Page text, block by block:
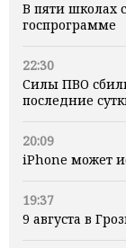
В пяти школах
госпрограмме
22:30
Силы ПВО
последние
20:09
iPhone может
19:37
9 августа в